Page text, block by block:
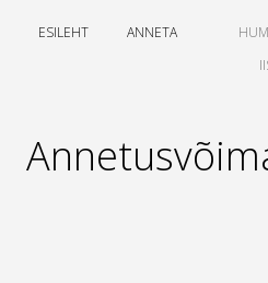
ESILEHT ANNETA